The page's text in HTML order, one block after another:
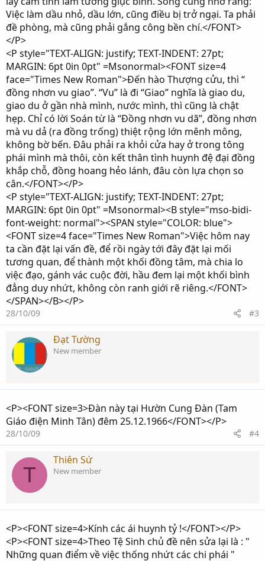
Việc làm dầu nhỏ, dầu lớn, cũng điều bị trở ngại. Ta phải
đề phòng, mà cũng phải gắng công bền chí.</FONT>
</P>
<P style="TEXT-ALIGN: justify; TEXT-INDENT: 27pt;
MARGIN: 6pt 0in 0pt" =Msonormal><FONT size=4
face="Times New Roman">Đến hào Thượng cửu, thì “
đồng nhơn vu giao”. “Vu” là đi “Giao” nghĩa là giao du,
giao du ở gần nhà mình, nước mình, thì cũng là chật
hẹp. Chỉ có lời Soán từ là “Đồng nhơn vu dã”, đồng nhơn
mà vu dả (ra đồng trống) thiệt rộng lớn mênh mông,
không bờ bến. Đâu phải ra khỏi cửa hay ở trong tông
phái mình mà thôi, còn kết thân tình huynh đệ đại đồng
khắp chỗ, đồng hoang hẻo lánh, đâu còn lựa chọn so
cân.</FONT></P>
<P style="TEXT-ALIGN: justify; TEXT-INDENT: 27pt;
MARGIN: 6pt 0in 0pt" =Msonormal><B style="mso-bidi-
font-weight: normal"><SPAN style="COLOR: blue">
<FONT size=4 face="Times New Roman">Việc hôm nay
ta cần đặt lại vấn đề, để rồi ngày tới đây đặt lại mối
tương quan, để thành một khối đồng tâm, mà chia lo
việc đạo, gánh vác cuộc đời, hầu đem lại một khối bình
đẳng duy nhứt, không còn ranh giới rẽ riêng.</FONT>
</SPAN></B></P>
28/10/09 #3
Đạt Tường
New member
<P><FONT size=3>Đàn này tại Hườn Cung Đàn (Tam
Giáo điện Minh Tân) đêm 25.12.1966</FONT></P>
28/10/09 #4
T
Thiên Sứ
New member
<P><FONT size=4>Kính các ái huynh tỷ !</FONT></P>
<P><FONT size=4>Theo Tệ Sinh chủ đề nên sửa lại là : "
Những quan điểm về việc thống nhứt các chi phái "